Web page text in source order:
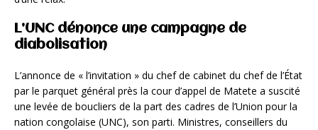
L’UNC dénonce une campagne de
diabolisation
L’annonce de « l’invitation » du chef de cabinet du chef de l’État
par le parquet général près la cour d’appel de Matete a suscité
une levée de boucliers de la part des cadres de l’Union pour la
nation congolaise (UNC), son parti. Ministres, conseillers du